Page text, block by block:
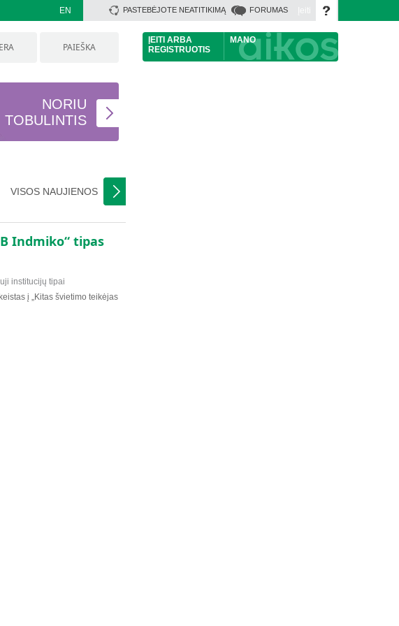
EN PASTEBĖJOTE NEATITIKIMĄ FORUMAS Įeiti
ĮEITI ARBA
REGISTRUOTIS
MANO
PAIEŠKA
NORIU
TOBULINTIS
VISOS NAUJIENOS
Indmiko“ tipas
institucijų tipai
į „Kitas švietimo teikėjas